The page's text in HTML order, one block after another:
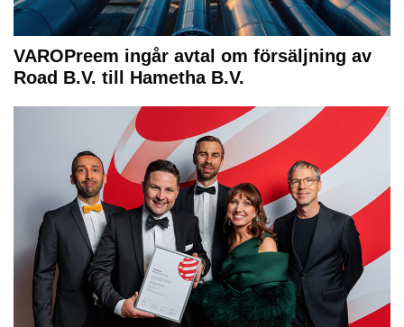
VAROPreem ingår avtal om försäljning av
Road B.V. till Hametha B.V.